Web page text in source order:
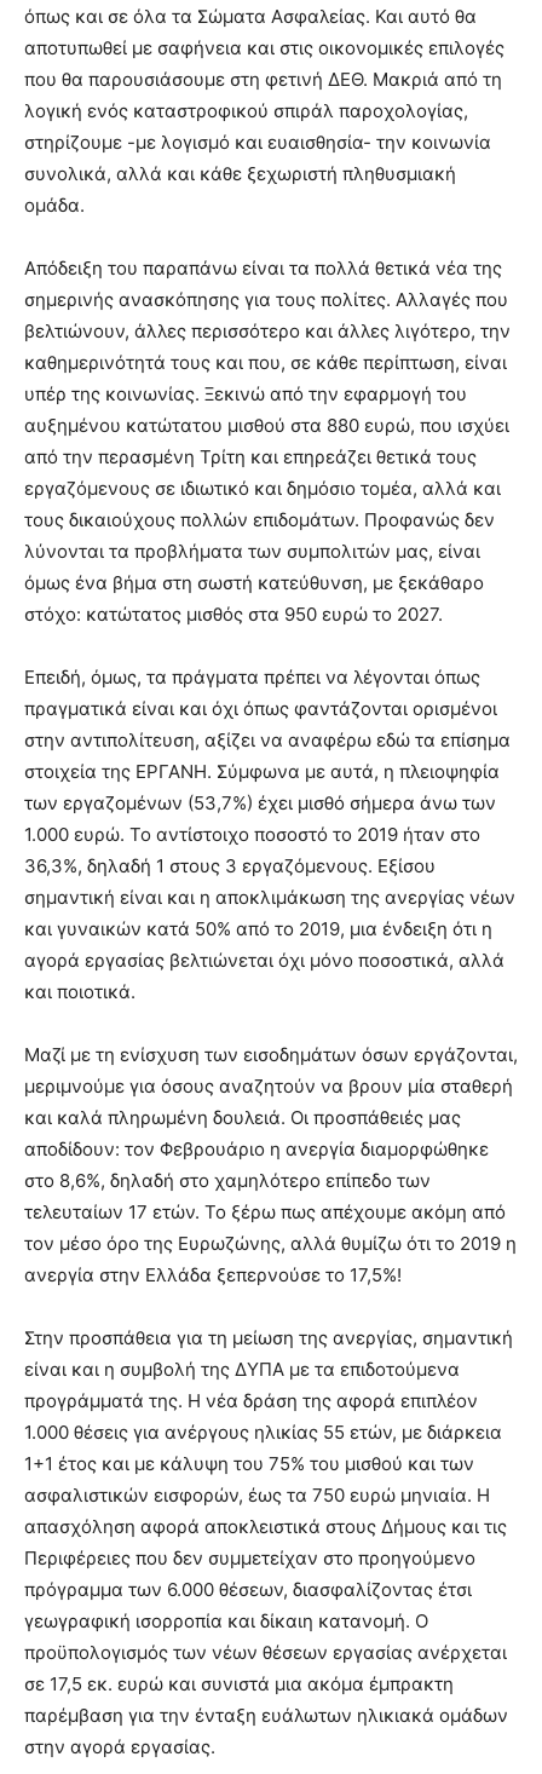
όπως και σε όλα τα Σώματα Ασφαλείας. Και αυτό θα
αποτυπωθεί με σαφήνεια και στις οικονομικές επιλογές
που θα παρουσιάσουμε στη φετινή ΔΕΘ. Μακριά από τη
λογική ενός καταστροφικού σπιράλ παροχολογίας,
στηρίζουμε -με λογισμό και ευαισθησία- την κοινωνία
συνολικά, αλλά και κάθε ξεχωριστή πληθυσμιακή
ομάδα.
Απόδειξη του παραπάνω είναι τα πολλά θετικά νέα της
σημερινής ανασκόπησης για τους πολίτες. Αλλαγές που
βελτιώνουν, άλλες περισσότερο και άλλες λιγότερο, την
καθημερινότητά τους και που, σε κάθε περίπτωση, είναι
υπέρ της κοινωνίας. Ξεκινώ από την εφαρμογή του
αυξημένου κατώτατου μισθού στα 880 ευρώ, που ισχύει
από την περασμένη Τρίτη και επηρεάζει θετικά τους
εργαζόμενους σε ιδιωτικό και δημόσιο τομέα, αλλά και
τους δικαιούχους πολλών επιδομάτων. Προφανώς δεν
λύνονται τα προβλήματα των συμπολιτών μας, είναι
όμως ένα βήμα στη σωστή κατεύθυνση, με ξεκάθαρο
στόχο: κατώτατος μισθός στα 950 ευρώ το 2027.
Επειδή, όμως, τα πράγματα πρέπει να λέγονται όπως
πραγματικά είναι και όχι όπως φαντάζονται ορισμένοι
στην αντιπολίτευση, αξίζει να αναφέρω εδώ τα επίσημα
στοιχεία της ΕΡΓΑΝΗ. Σύμφωνα με αυτά, η πλειοψηφία
των εργαζομένων (53,7%) έχει μισθό σήμερα άνω των
1.000 ευρώ. Το αντίστοιχο ποσοστό το 2019 ήταν στο
36,3%, δηλαδή 1 στους 3 εργαζόμενους. Εξίσου
σημαντική είναι και η αποκλιμάκωση της ανεργίας νέων
και γυναικών κατά 50% από το 2019, μια ένδειξη ότι η
αγορά εργασίας βελτιώνεται όχι μόνο ποσοστικά, αλλά
και ποιοτικά.
Μαζί με τη ενίσχυση των εισοδημάτων όσων εργάζονται,
μεριμνούμε για όσους αναζητούν να βρουν μία σταθερή
και καλά πληρωμένη δουλειά. Οι προσπάθειές μας
αποδίδουν: τον Φεβρουάριο η ανεργία διαμορφώθηκε
στο 8,6%, δηλαδή στο χαμηλότερο επίπεδο των
τελευταίων 17 ετών. Το ξέρω πως απέχουμε ακόμη από
τον μέσο όρο της Ευρωζώνης, αλλά θυμίζω ότι το 2019 η
ανεργία στην Ελλάδα ξεπερνούσε το 17,5%!
Στην προσπάθεια για τη μείωση της ανεργίας, σημαντική
είναι και η συμβολή της ΔΥΠΑ με τα επιδοτούμενα
προγράμματά της. Η νέα δράση της αφορά επιπλέον
1.000 θέσεις για ανέργους ηλικίας 55 ετών, με διάρκεια
1+1 έτος και με κάλυψη του 75% του μισθού και των
ασφαλιστικών εισφορών, έως τα 750 ευρώ μηνιαία. Η
απασχόληση αφορά αποκλειστικά στους Δήμους και τις
Περιφέρειες που δεν συμμετείχαν στο προηγούμενο
πρόγραμμα των 6.000 θέσεων, διασφαλίζοντας έτσι
γεωγραφική ισορροπία και δίκαιη κατανομή. Ο
προϋπολογισμός των νέων θέσεων εργασίας ανέρχεται
σε 17,5 εκ. ευρώ και συνιστά μια ακόμα έμπρακτη
παρέμβαση για την ένταξη ευάλωτων ηλικιακά ομάδων
στην αγορά εργασίας.